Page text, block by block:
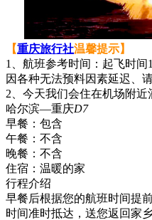
【重庆旅行社温馨提示】
1、航班参考时间：起飞时间
因各种无法预料因素延迟、
2、今天我们会住在机场附近
哈尔滨—重庆D7
早餐： 包含
午餐： 不含
晚餐： 不含
住宿： 温暖的家
行程介绍
早餐后根据您的航班时间提
时间准时抵达，送您返回家乡